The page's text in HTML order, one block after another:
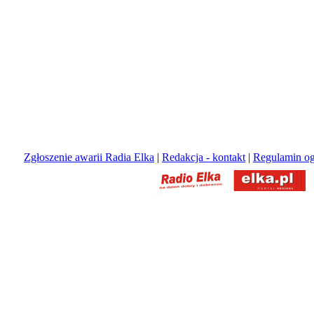
Zgłoszenie awarii Radia Elka | Redakcja - kontakt | Regulamin